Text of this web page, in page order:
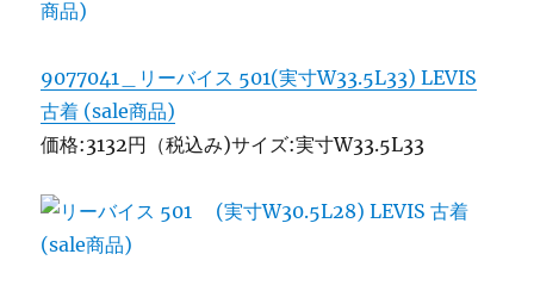
9077041＿リーバイス 501(実寸W33.5L33) LEVIS
古着 (sale商品)
価格:3132円（税込み)サイズ:実寸W33.5L33